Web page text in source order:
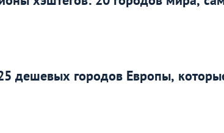
дешевых городов Европы,